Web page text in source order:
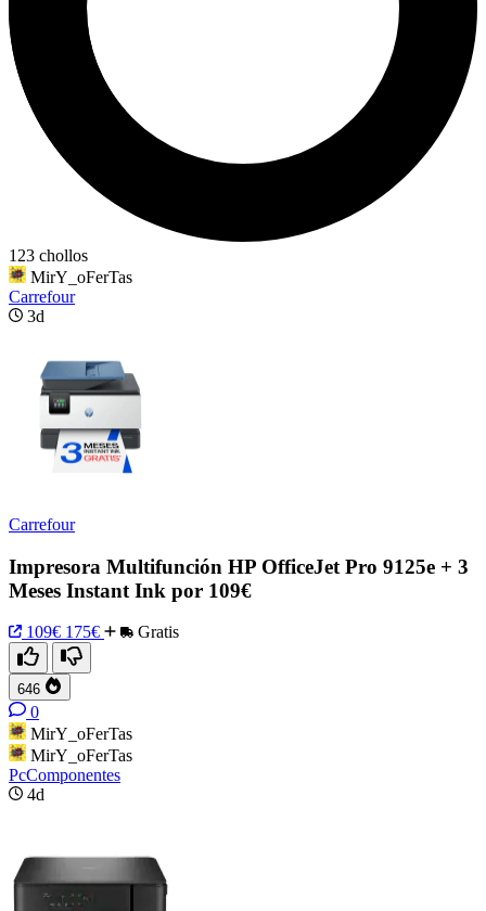
123 chollos
MirY_oFerTas
Carrefour
3d
Carrefour
Impresora Multifunción HP OfficeJet Pro 9125e + 3
Meses Instant Ink por 109€
109€ 175€ Gratis
646
0
MirY_oFerTas
MirY_oFerTas
PcComponentes
4d